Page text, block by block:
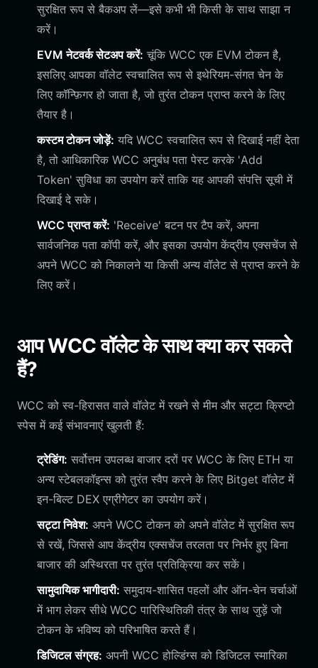
सुरक्षित रूप से बैकअप लें—इसे कभी भी किसी के साथ साझा न
करें।
EVM नेटवर्क सेटअप करें: चूंकि WCC एक EVM टोकन है,
इसलिए आपका वॉलेट स्वचालित रूप से इथेरियम-संगत चेन के
लिए कॉन्फ़िगर हो जाता है, जो तुरंत टोकन प्राप्त करने के लिए
तैयार है।
कस्टम टोकन जोड़ें: यदि WCC स्वचालित रूप से दिखाई नहीं देता
है, तो आधिकारिक WCC अनुबंध पता पेस्ट करके 'Add
Token' सुविधा का उपयोग करें ताकि यह आपकी संपत्ति सूची में
दिखाई दे सके।
WCC प्राप्त करें: 'Receive' बटन पर टैप करें, अपना
सार्वजनिक पता कॉपी करें, और इसका उपयोग केंद्रीय एक्सचेंज से
अपने WCC को निकालने या किसी अन्य वॉलेट से प्राप्त करने के
लिए करें।
आप WCC वॉलेट के साथ क्या कर सकते
हैं?
WCC को स्व-हिरासत वाले वॉलेट में रखने से मीम और सट्टा क्रिप्टो
स्पेस में कई संभावनाएं खुलती हैं:
ट्रेडिंग: सर्वोत्तम उपलब्ध बाजार दरों पर WCC के लिए ETH या
अन्य स्टेबलकॉइन्स को तुरंत स्वैप करने के लिए Bitget वॉलेट में
इन-बिल्ट DEX एग्रीगेटर का उपयोग करें।
सट्टा निवेश: अपने WCC टोकन को अपने वॉलेट में सुरक्षित रूप
से रखें, जिससे आप केंद्रीय एक्सचेंज तरलता पर निर्भर हुए बिना
बाजार की अस्थिरता पर तुरंत प्रतिक्रिया कर सकें।
सामुदायिक भागीदारी: समुदाय-शासित पहलों और ऑन-चेन चर्चाओं
में भाग लेकर सीधे WCC पारिस्थितिकी तंत्र के साथ जुड़ें जो
टोकन के भविष्य को परिभाषित करते हैं।
डिजिटल संग्रह: अपनी WCC होल्डिंग्स को डिजिटल स्मारिका